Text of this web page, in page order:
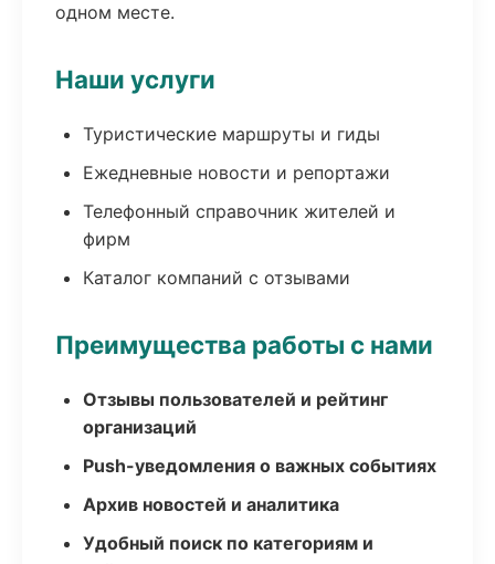
одном месте.
Наши услуги
Туристические маршруты и гиды
Ежедневные новости и репортажи
Телефонный справочник жителей и
фирм
Каталог компаний с отзывами
Преимущества работы с нами
Отзывы пользователей и рейтинг
организаций
Push-уведомления о важных событиях
Архив новостей и аналитика
Удобный поиск по категориям и